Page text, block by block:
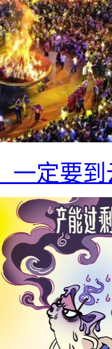
一定要